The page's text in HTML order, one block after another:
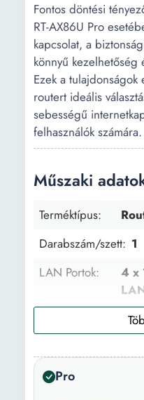
Fontos döntési
RT-AX86U Pro
kapcsolat, a
könnyű
Ezek a tulajdonságok
routert ideális
sebességű
felhasználók számára.
Műszaki
Terméktípus:
Darabszám/szett: 1
LAN Portok:
4 x
1
Pro